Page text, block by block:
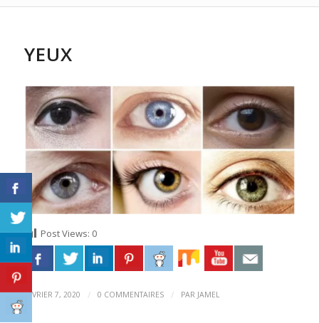
YEUX
Post Views: 0
FÉVRIER 7, 2020 / 0 COMMENTAIRES / PAR JAMEL